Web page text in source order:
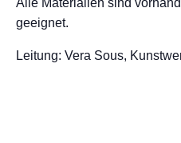
Alle Materialien sind
geeignet.
Leitung: Vera Sous,